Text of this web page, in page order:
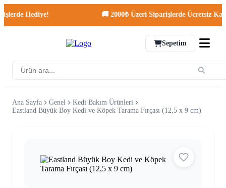
Hediye! 🚚 2000₺ Üzeri Siparişlerde Ücretsiz Kargo!
Sepetim
Ana Sayfa Genel
Kedi Bakım Ürünleri
Eastland Büyük Boy Kedi ve Köpek Tarama Fırçası (12,5 x 9 cm)